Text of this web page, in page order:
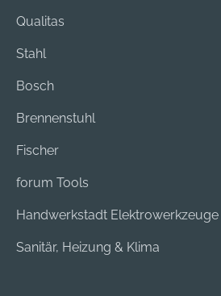
Qualitas
Stahl
Bosch
Brennenstuhl
Fischer
forum Tools
Handwerkstadt Elektrowerkzeuge
Sanitär, Heizung & Klima